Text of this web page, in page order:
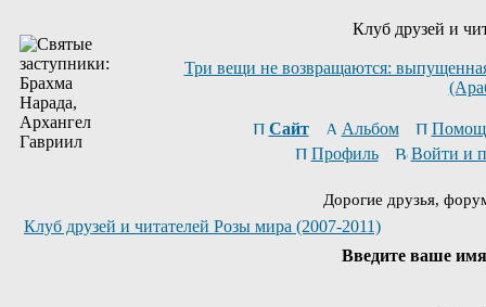
Клуб друзей и
Три вещи не возвращаются:
Сайт Альбом
Профиль
Войти и
Дорогие друзья,
Клуб друзей и читателей Розы мира (2007-2011)
Введите ваше